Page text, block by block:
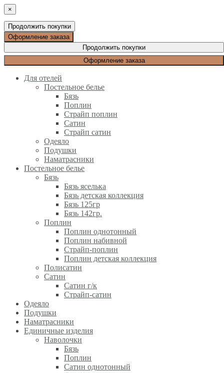
×
Продолжить покупки
Оформление заказа
Продолжить покупки
Оформление заказа
Для отелей
Постельное белье
Бязь
Поплин
Страйп поплин
Сатин
Страйп сатин
Одеяло
Подушки
Наматрасники
Постельное белье
Бязь
Бязь яселька
Бязь детская коллекция
Бязь 125гр
Бязь 142гр.
Поплин
Поплин однотонный
Поплин набивной
Страйп-поплин
Поплин детская коллекция
Полисатин
Сатин
Сатин г/к
Страйп-сатин
Одеяло
Подушки
Наматрасники
Единичные изделия
Наволочки
Бязь
Поплин
Сатин однотонный